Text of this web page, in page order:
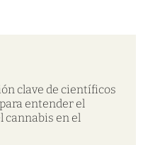
clave de científicos
entender el
cannabis en el